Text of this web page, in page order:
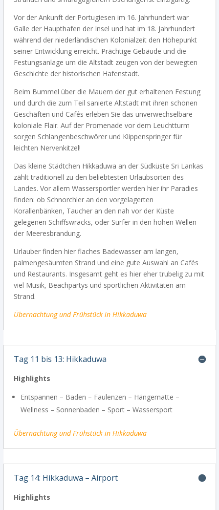
Vor der Ankunft der Portugiesen im 16. Jahrhundert war
Galle der Haupthafen der Insel und hat im 18. Jahrhundert
während der niederländischen Kolonialzeit den Höhepunkt
seiner Entwicklung erreicht. Prächtige Gebäude und die
Festungsanlage um die Altstadt zeugen von der bewegten
Geschichte der historischen Hafenstadt.
Beim Bummel über die Mauern der gut erhaltenen Festung
und durch die zum Teil sanierte Altstadt mit ihren schönen
Geschäften und Cafés erleben Sie das unverwechselbare
koloniale Flair. Auf der Promenade vor dem Leuchtturm
sorgen Schlangenbeschwörer und Klippenspringer für
leichten Nervenkitzel!
Das kleine Städtchen Hikkaduwa an der Südküste Sri Lankas
zählt traditionell zu den beliebtesten Urlaubsorten des
Landes. Vor allem Wassersportler werden hier ihr Paradies
finden: ob Schnorchler an den vorgelagerten
Korallenbänken, Taucher an den nah vor der Küste
gelegenen Schiffswracks, oder Surfer in den hohen Wellen
der Meeresbrandung.
Urlauber finden hier flaches Badewasser am langen,
palmengesäumten Strand und eine gute Auswahl an Cafés
und Restaurants. Insgesamt geht es hier eher trubelig zu mit
viel Musik, Beachpartys und sportlichen Aktivitäten am
Strand.
Übernachtungund Frühstück in Hikkaduwa
Tag 11 bis 13: Hikkaduwa
Highlights
Entspannen – Baden – Faulenzen – Hängematte –
Wellness – Sonnenbaden – Sport – Wassersport
Übernachtungund Frühstück in Hikkaduwa
Tag 14: Hikkaduwa – Airport
Highlights